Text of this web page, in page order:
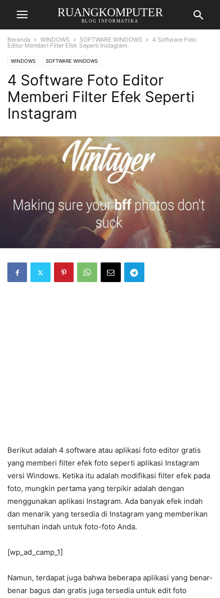
RUANGKOMPUTER
BLOG INFORMATIKA
Beranda WINDOWS SOFTWARE WINDOWS
4 Software Foto
Editor Memberi Filter Efek Seperti Instagram
WINDOWS SOFTWARE WINDOWS
4 Software Foto Editor
Memberi Filter Efek Seperti
Instagram
Berikut adalah 4 software atau aplikasi foto editor gratis
yang memberi filter efek foto seperti aplikasi Instagram
versi Windows. Ketika itu adalah modifikasi filter efek pada
foto, mungkin pertama yang terpikir adalah dengan
menggunakan aplikasi Instagram. Ada banyak efek indah
dan menarik yang tersedia di Instagram yang memberikan
sentuhan indah untuk foto-foto Anda.
[wp_ad_camp_1]
Namun, terdapat juga bahwa beberapa aplikasi yang benar-
benar bagus dan gratis juga tersedia untuk edit foto